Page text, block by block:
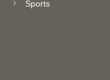
Sports